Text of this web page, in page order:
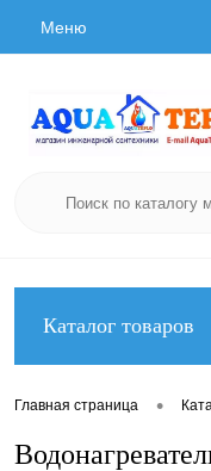
Меню
Каталог товаров
Главная страница •